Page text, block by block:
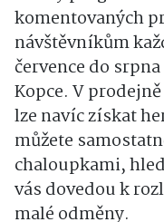
Pestrý program
komentovaných
návštěvníkům
července do
Kopce. V
lze navíc získat
můžete
chaloupkami,